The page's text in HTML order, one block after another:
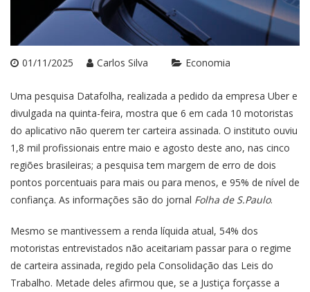
01/11/2025 Carlos Silva Economia
Uma pesquisa Datafolha, realizada a pedido da empresa Uber e
divulgada na quinta-feira, mostra que 6 em cada 10 motoristas
do aplicativo não querem ter carteira assinada. O instituto ouviu
1,8 mil profissionais entre maio e agosto deste ano, nas cinco
regiões brasileiras; a pesquisa tem margem de erro de dois
pontos porcentuais para mais ou para menos, e 95% de nível de
confiança. As informações são do jornal Folha de S.Paulo.
Mesmo se mantivessem a renda líquida atual, 54% dos
motoristas entrevistados não aceitariam passar para o regime
de carteira assinada, regido pela Consolidação das Leis do
Trabalho. Metade deles afirmou que, se a Justiça forçasse a